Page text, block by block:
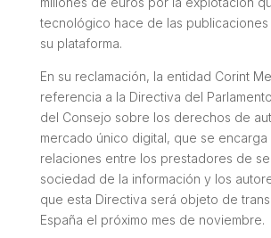
tecnológico hace de las
su plataforma.
En su reclamación, la entidad Corint
referencia a la Directiva del
del Consejo sobre los derechos de
mercado único digital, que se encarga
relaciones entre los prestadores de
sociedad de la información y los
que esta Directiva será objeto de
España el próximo mes de noviembre.